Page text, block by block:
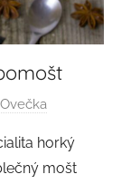
horký
mošt